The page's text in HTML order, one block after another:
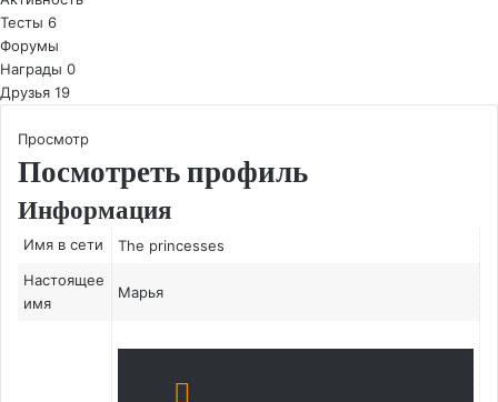
Тесты 6
Форумы
Награды 0
Друзья 19
Просмотр
Посмотреть профиль
Информация
Имя в сети
The princesses
Настоящее
имя
Марья